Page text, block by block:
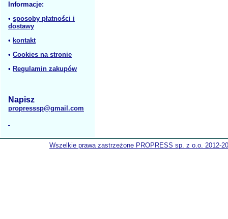
Informacje:
• sposoby płatności i
dostawy
• kontakt
• Cookies na stronie
• Regulamin zakupów
Napisz
propresssp@gmail.com
Wszelkie prawa zastrzeżone PROPRESS sp. z o.o. 2012-